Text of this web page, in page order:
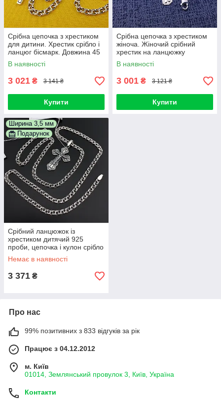
Срібна цепочка з хрестиком
для дитини. Хрестик срібло і
ланцюг бісмарк. Довжина 45
см
В наявності
3 021 ₴ 3 141 ₴
Купити
Срібна цепочка з хрестиком
жіноча. Жіночий срібний
хрестик на ланцюжку
Бісмарк. 45 см
В наявності
3 001 ₴ 3 121 ₴
Купити
Ширина 3,5 мм
Подарунок
Срібний ланцюжок із
хрестиком дитячий 925
проби, цепочка і кулон срібло
45 см
Немає в наявності
3 371 ₴
Про нас
99% позитивних з 833 відгуків за рік
Працює з 04.12.2012
м. Київ
01014, Землянський провулок 3, Київ, Україна
Контакти